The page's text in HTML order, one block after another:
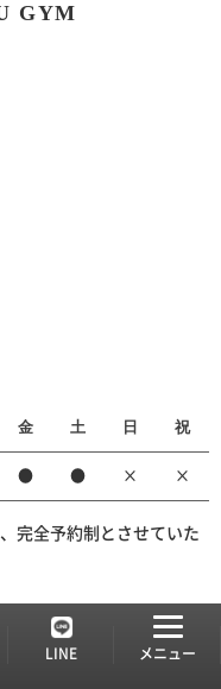
GYM
金 土 日 祝
● ● × ×
完全予約制とさせていた
LINE メニュー